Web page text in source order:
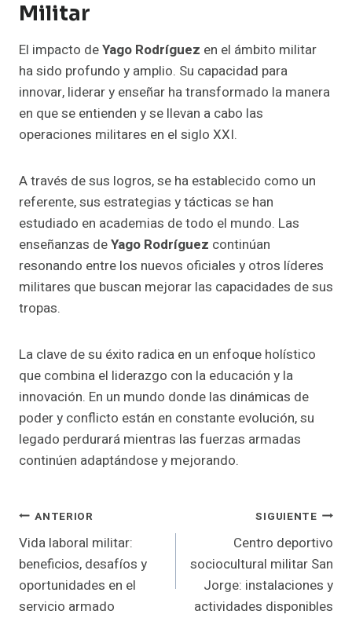
Militar
El impacto deYago Rodríguez en el ámbito militar
ha sido profundo y amplio. Su capacidad para
innovar, liderar y enseñar ha transformado la manera
en que se entienden y se llevan a cabo las
operaciones militares en el siglo XXI.
A través de sus logros, se ha establecido como un
referente, sus estrategias y tácticas se han
estudiado en academias de todo el mundo. Las
enseñanzas deYago Rodríguez continúan
resonando entre los nuevos oficiales y otros líderes
militares que buscan mejorar las capacidades de sus
tropas.
La clave de su éxito radica en un enfoque holístico
que combina el liderazgo con la educación y la
innovación. En un mundo donde las dinámicas de
poder y conflicto están en constante evolución, su
legado perdurará mientras las fuerzas armadas
continúen adaptándose y mejorando.
Navegación
De
Entradas
ANTERIOR
Vida laboral militar:
beneficios, desafíos y
oportunidades en el
servicio armado
SIGUIENTE
Centro deportivo
sociocultural militar San
Jorge: instalaciones y
actividades disponibles